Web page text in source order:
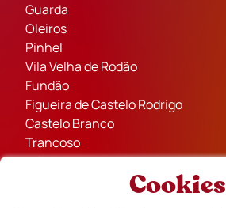
Guarda
Oleiros
Pinhel
Vila Velha de Rodão
Fundão
Figueira de Castelo Rodrigo
Castelo Branco
Trancoso
Mêda
Cookies